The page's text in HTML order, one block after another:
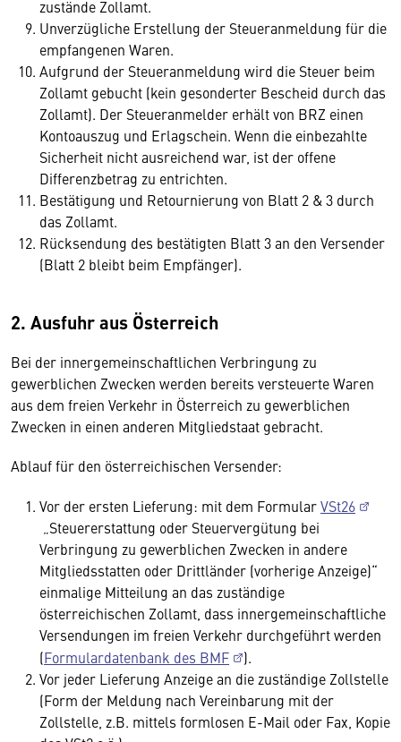
zustände Zollamt.
Unverzügliche Erstellung der Steueranmeldung für die
empfangenen Waren.
Aufgrund der Steueranmeldung wird die Steuer beim
Zollamt gebucht (kein gesonderter Bescheid durch das
Zollamt). Der Steueranmelder erhält von BRZ einen
Kontoauszug und Erlagschein. Wenn die einbezahlte
Sicherheit nicht ausreichend war, ist der offene
Differenzbetrag zu entrichten.
Bestätigung und Retournierung von Blatt 2 & 3 durch
das Zollamt.
Rücksendung des bestätigten Blatt 3 an den Versender
(Blatt 2 bleibt beim Empfänger).
2. Ausfuhr aus Österreich
Bei der innergemeinschaftlichen Verbringung zu
gewerblichen Zwecken werden bereits versteuerte Waren
aus dem freien Verkehr in Österreich zu gewerblichen
Zwecken in einen anderen Mitgliedstaat gebracht.
Ablauf für den österreichischen Versender:
Vor der ersten Lieferung: mit dem FormularVSt26
„Steuererstattung oder Steuervergütung bei
Verbringung zu gewerblichen Zwecken in andere
Mitgliedsstatten oder Drittländer (vorherige Anzeige)“
einmalige Mitteilung an das zuständige
österreichischen Zollamt, dass innergemeinschaftliche
Versendungen im freien Verkehr durchgeführt werden
(Formulardatenbank des BMF
).
Vor jeder Lieferung Anzeige an die zuständige Zollstelle
(Form der Meldung nach Vereinbarung mit der
Zollstelle, z.B. mittels formlosen E-Mail oder Fax, Kopie